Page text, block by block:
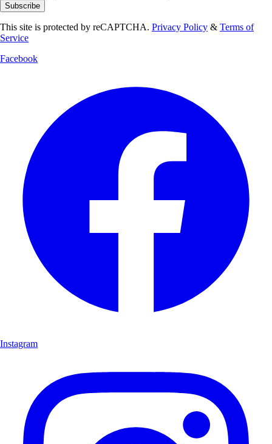
Subscribe
This site is protected by reCAPTCHA. Privacy Policy & Terms of
Service
Facebook
Instagram